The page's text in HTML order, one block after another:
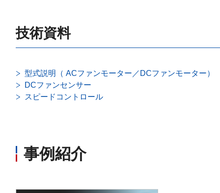
技術資料
型式説明（ ACファンモーター／DCファンモーター）
DCファンセンサー
スピードコントロール
事例紹介